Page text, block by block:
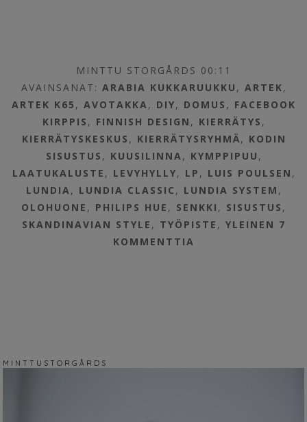
MINTTU STORGÅRDS 00:11
AVAINSANAT: ARABIA KUKKARUUKKU , ARTEK,
ARTEK K65 ,AVOTAKKA, DIY, DOMUS , FACEBOOK
KIRPPIS , FINNISH DESIGN , KIERRÄTYS ,
KIERRÄTYSKESKUS , KIERRÄTYSRYHMÄ, KODIN
SISUSTUS , KUUSILINNA, KYMPPIPUU ,
LAATUKALUSTE , LEVYHYLLY, LP , LUIS POULSEN ,
LUNDIA, LUNDIA CLASSIC , LUNDIA SYSTEM ,
OLOHUONE , PHILIPS HUE , SENKKI , SISUSTUS ,
SKANDINAVIAN STYLE , TYÖPISTE ,YLEINEN 7
KOMMENTTIA
M I N T T U S T O R G Å R D S